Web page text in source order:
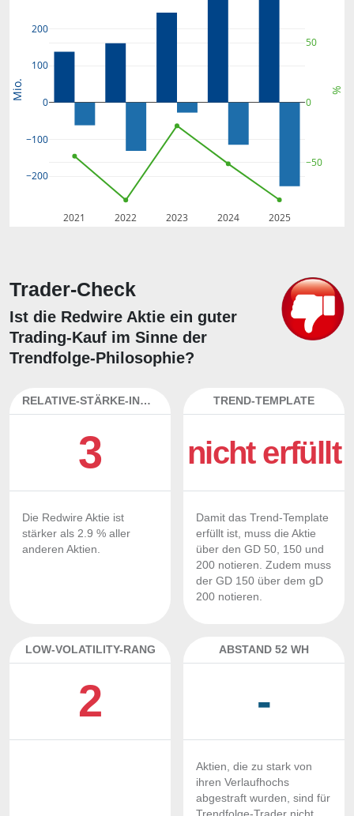
2021 2022 2023 2024 2025
−200
−100
0
100
200
−50
0
50
Mio. %
Trader-Check
Ist die Redwire Aktie ein guter
Trading-Kauf im Sinne der
Trendfolge-Philosophie?
RELATIVE-STÄRKE-INDEX
3
Die Redwire Aktie ist
stärker als 2.9 % aller
anderen Aktien.
TREND-TEMPLATE
nicht erfüllt
Damit das Trend-Template
erfüllt ist, muss die Aktie
über den GD 50, 150 und
200 notieren. Zudem muss
der GD 150 über dem gD
200 notieren.
LOW-VOLATILITY-RANG
2
ABSTAND 52 WH
-
Aktien, die zu stark von
ihren Verlaufhochs
abgestraft wurden, sind für